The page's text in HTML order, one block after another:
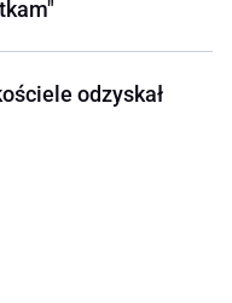
odzyskał